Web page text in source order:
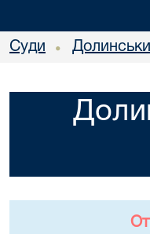
Суди •